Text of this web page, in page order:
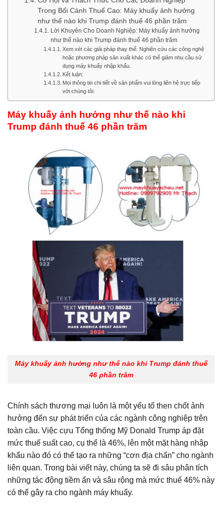
Trong Bối Cảnh Thuế Cao: Máy khuấy ảnh hưởng
như thế nào khi Trump đánh thuế 46 phần trăm
Lời Khuyên Cho Doanh Nghiệp: Máy khuấy ảnh hưởng
như thế nào khi Trump đánh thuế 46 phần trăm
Xem xét các giải pháp thay thế: Nghiên cứu các công nghệ
hoặc phương pháp sản xuất khác có thể giảm nhu cầu sử
dụng máy khuấy nhập khẩu.
Kết luận:
Mọi thông tin chi tiết về sản phẩm vui lòng liên hệ trực tiếp
với chúng tôi:
Máy khuấy ảnh hưởng như thế nào khi
Trump đánh thuế 46 phần trăm
Máy khuấy ảnh hưởng như thế nào khi Trump đánh thuế
46 phần trăm
Chính sách thương mại luôn là một yếu tố then chốt ảnh
hưởng đến sự phát triển của các ngành công nghiệp trên
toàn cầu. Việc cựu Tổng thống Mỹ Donald Trump áp đặt
mức thuế suất cao, cụ thể là 46%, lên một mặt hàng nhập
khẩu nào đó có thể tạo ra những “cơn địa chấn” cho ngành
liên quan. Trong bài viết này, chúng ta sẽ đi sâu phân tích
những tác động tiềm ẩn và sâu rộng mà mức thuế 46% này
có thể gây ra cho ngành máy khuấy.